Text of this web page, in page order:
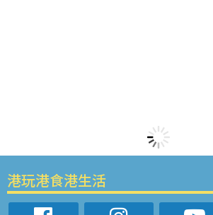
港玩港食港生活